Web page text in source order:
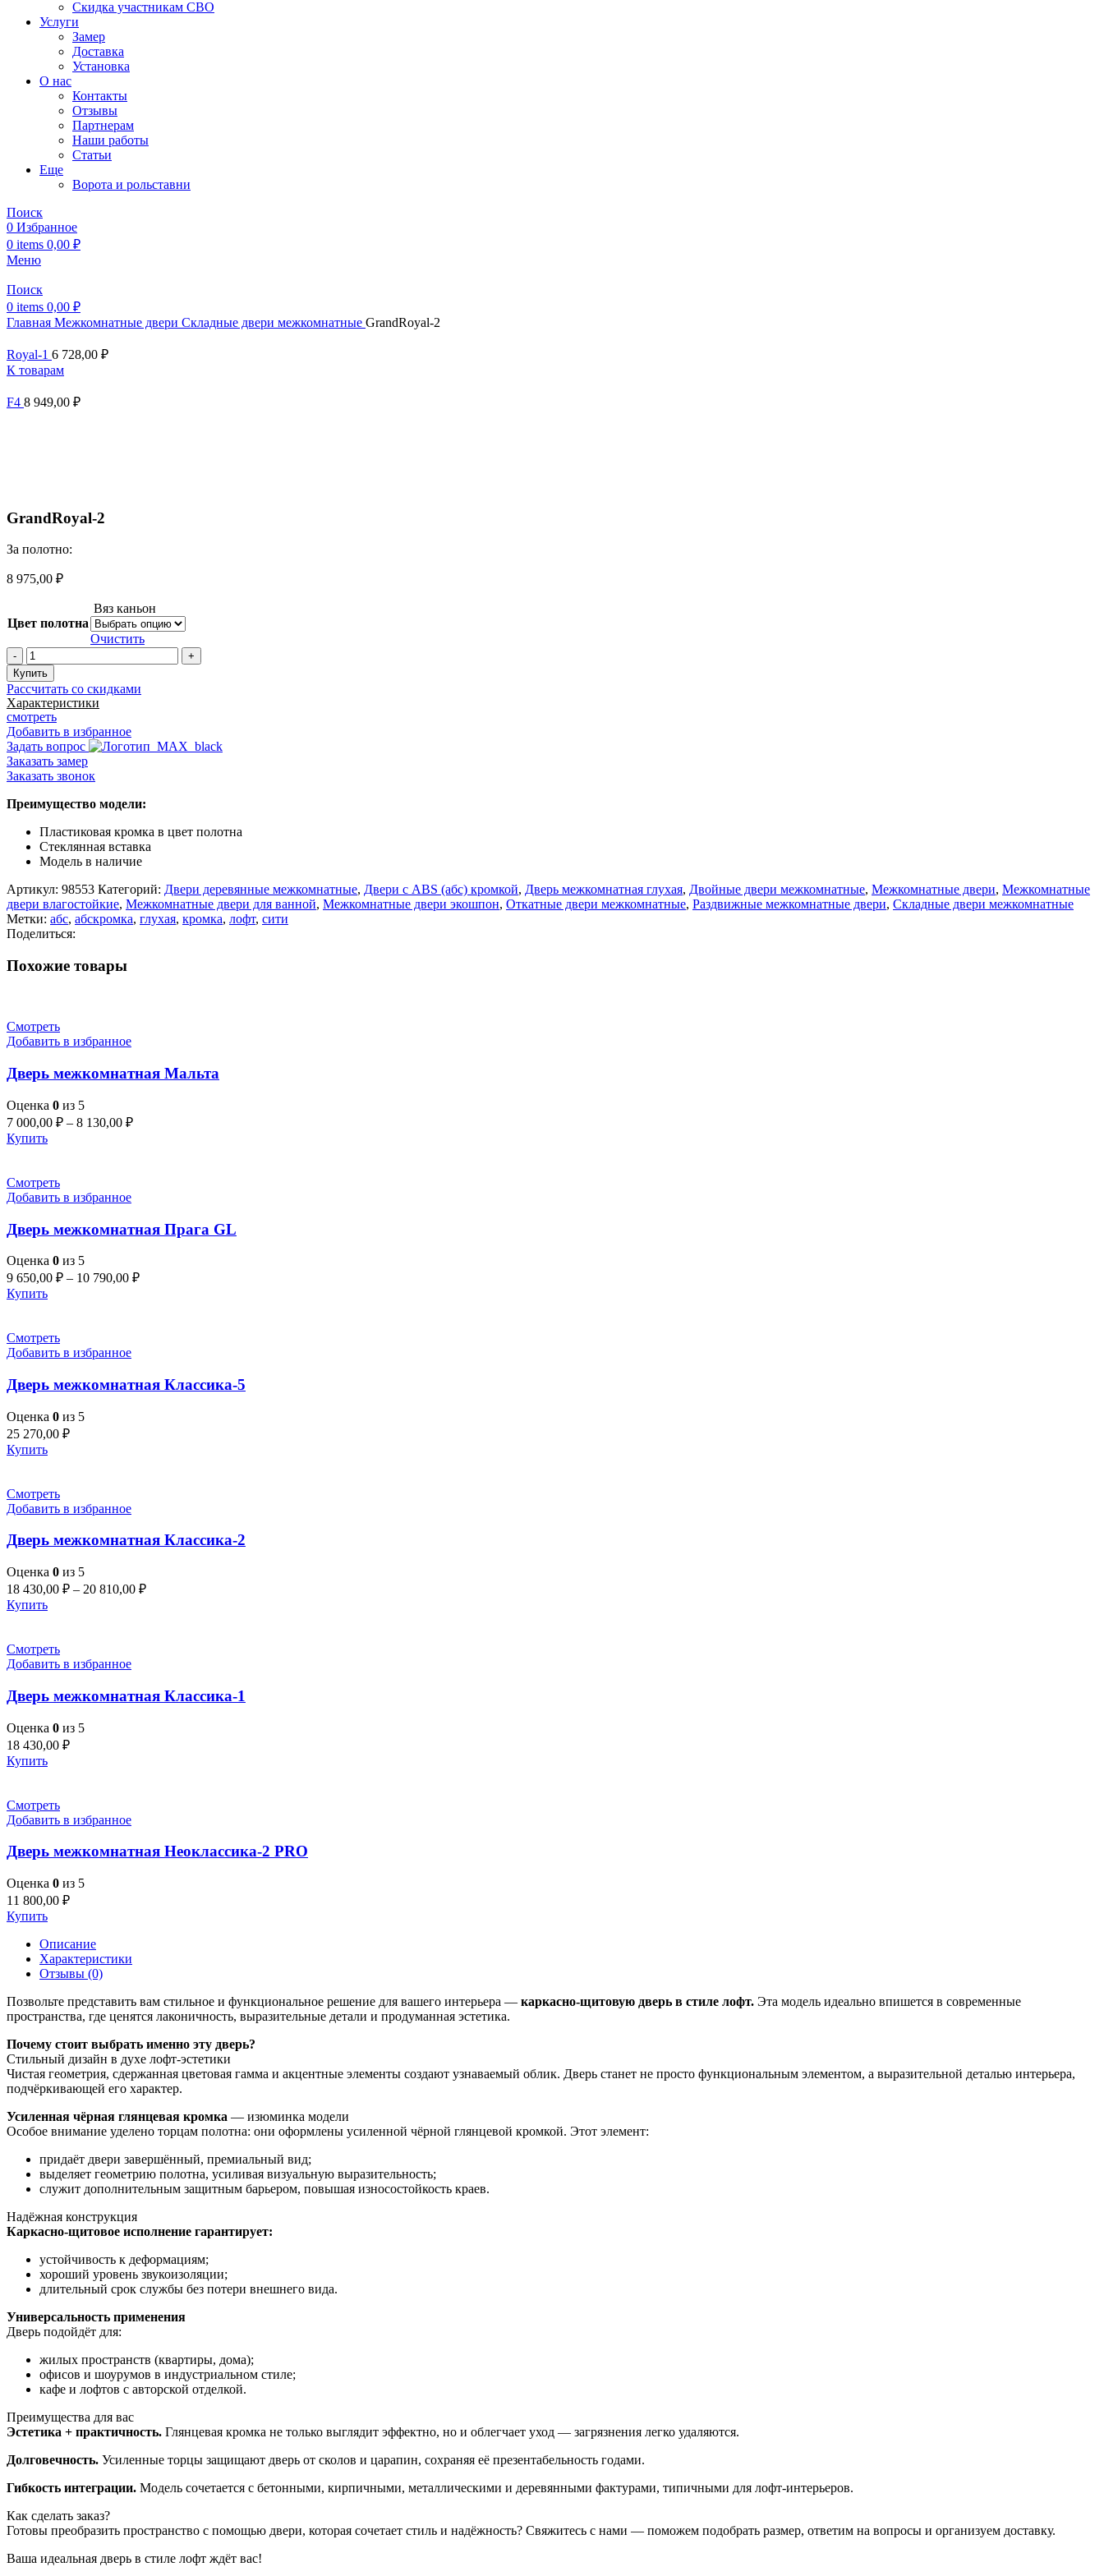
Скидка участникам СВО
Услуги
Замер
Доставка
Установка
О нас
Контакты
Отзывы
Партнерам
Наши работы
Статьи
Еще
Ворота и рольставни
Поиск
0 Избранное
0 items 0,00 ₽
Меню
Поиск
0 items 0,00 ₽
Главная Межкомнатные двери Складные двери межкомнатные GrandRoyal-2
Royal-1 6 728,00 ₽
К товарам
F4 8 949,00 ₽
GrandRoyal-2
За полотно:
8 975,00 ₽
Цвет полотна
Вяз каньон
Очистить
Количество
товара
GrandRoyal-
2
Купить
Рассчитать со скидками
Характеристики
смотреть
Добавить в избранное
Задать вопрос
Заказать замер
Заказать звонок
Преимущество модели:
Пластиковая кромка в цвет полотна
Стеклянная вставка
Модель в наличие
Артикул: 98553 Категорий: Двери деревянные межкомнатные, Двери с ABS (абс) кромкой, Дверь межкомнатная глухая, Двойные двери межкомнатные, Межкомнатные двери, Межкомнатные
двери влагостойкие, Межкомнатные двери для ванной, Межкомнатные двери экошпон, Откатные двери межкомнатные, Раздвижные межкомнатные двери, Складные двери межкомнатные
Метки: абс, абскромка, глухая, кромка, лофт, сити
Поделиться:
Похожие товары
Смотреть
Добавить в избранное
Дверь межкомнатная Мальта
Оценка 0 из 5
7 000,00 ₽ – 8 130,00 ₽
Купить
Смотреть
Добавить в избранное
Дверь межкомнатная Прага GL
Оценка 0 из 5
9 650,00 ₽ – 10 790,00 ₽
Купить
Смотреть
Добавить в избранное
Дверь межкомнатная Классика-5
Оценка 0 из 5
25 270,00 ₽
Купить
Смотреть
Добавить в избранное
Дверь межкомнатная Классика-2
Оценка 0 из 5
18 430,00 ₽ – 20 810,00 ₽
Купить
Смотреть
Добавить в избранное
Дверь межкомнатная Классика-1
Оценка 0 из 5
18 430,00 ₽
Купить
Смотреть
Добавить в избранное
Дверь межкомнатная Неоклассика-2 PRO
Оценка 0 из 5
11 800,00 ₽
Купить
Описание
Характеристики
Отзывы (0)
Позвольте представить вам стильное и функциональное решение для вашего интерьера — каркасно‑щитовую дверь в стиле лофт. Эта модель идеально впишется в современные
пространства, где ценятся лаконичность, выразительные детали и продуманная эстетика.
Почему стоит выбрать именно эту дверь?
Стильный дизайн в духе лофт‑эстетики
Чистая геометрия, сдержанная цветовая гамма и акцентные элементы создают узнаваемый облик. Дверь станет не просто функциональным элементом, а выразительной деталью интерьера,
подчёркивающей его характер.
Усиленная чёрная глянцевая кромка — изюминка модели
Особое внимание уделено торцам полотна: они оформлены усиленной чёрной глянцевой кромкой. Этот элемент:
придаёт двери завершённый, премиальный вид;
выделяет геометрию полотна, усиливая визуальную выразительность;
служит дополнительным защитным барьером, повышая износостойкость краев.
Надёжная конструкция
Каркасно‑щитовое исполнение гарантирует:
устойчивость к деформациям;
хороший уровень звукоизоляции;
длительный срок службы без потери внешнего вида.
Универсальность применения
Дверь подойдёт для:
жилых пространств (квартиры, дома);
офисов и шоурумов в индустриальном стиле;
кафе и лофтов с авторской отделкой.
Преимущества для вас
Эстетика + практичность. Глянцевая кромка не только выглядит эффектно, но и облегчает уход — загрязнения легко удаляются.
Долговечность. Усиленные торцы защищают дверь от сколов и царапин, сохраняя её презентабельность годами.
Гибкость интеграции. Модель сочетается с бетонными, кирпичными, металлическими и деревянными фактурами, типичными для лофт‑интерьеров.
Как сделать заказ?
Готовы преобразить пространство с помощью двери, которая сочетает стиль и надёжность? Свяжитесь с нами — поможем подобрать размер, ответим на вопросы и организуем доставку.
Ваша идеальная дверь в стиле лофт ждёт вас!